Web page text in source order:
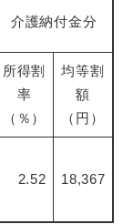
介護納付金分
所得割
率
（％）
均等割
額
（円）
2.52 18,367